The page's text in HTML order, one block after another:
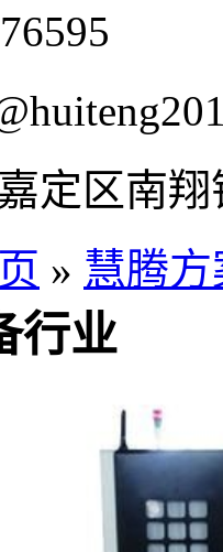
嘉定区南
» 慧腾
行业